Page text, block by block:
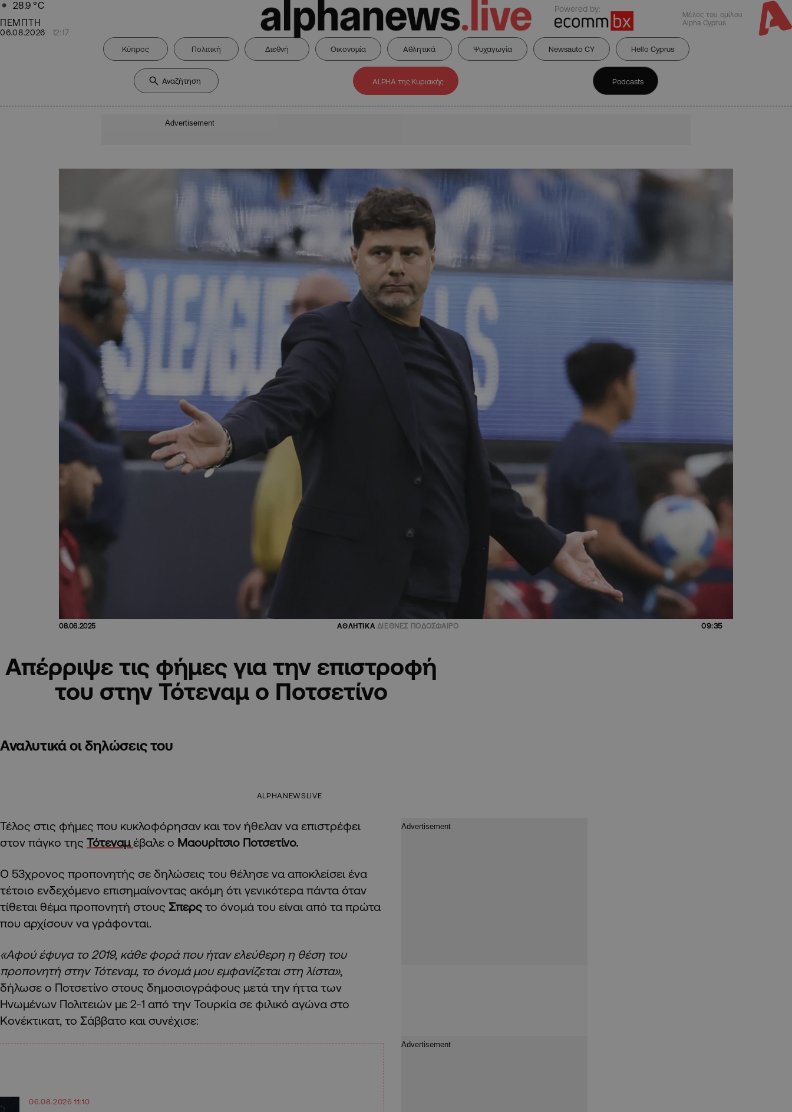
28.9 °C
ΠΕΜΠΤΗ
06.08.2026 12:17
Powered by:
Μέλος του ομίλου
Alpha Cyprus
Κύπρος Πολιτική Διεθνή Οικονομία Αθλητικά Ψυχαγωγία Newsauto CY Hello Cyprus
ALPHA της Κυριακής Podcasts
Advertisement
08.06.2025 ΑΘΛΗΤΙΚΑ ΔΙΕΘΝΕΣ ΠΟΔΟΣΦΑΙΡΟ 09:35
Απέρριψε τις φήμες για την επιστροφή
του στην Τότεναμ ο Ποτσετίνο
Αναλυτικά οι δηλώσεις του
ALPHANEWSLIVE
Τέλος στις φήμες που κυκλοφόρησαν και τον ήθελαν να επιστρέφει
στον πάγκο της Τότεναμ έβαλε ο Μαουρίτσιο Ποτσετίνο.
Ο 53χρονος προπονητής σε δηλώσεις του θέλησε να αποκλείσει ένα
τέτοιο ενδεχόμενο επισημαίνοντας ακόμη ότι γενικότερα πάντα όταν
τίθεται θέμα προπονητή στους Σπερς το όνομά του είναι από τα πρώτα
που αρχίσουν να γράφονται.
«Αφού έφυγα το 2019, κάθε φορά που ήταν ελεύθερη η θέση του
προπονητή στην Τότεναμ, το όνομά μου εμφανίζεται στη λίστα»,
δήλωσε ο Ποτσετίνο στους δημοσιογράφους μετά την ήττα των
Ηνωμένων Πολιτειών με 2-1 από την Τουρκία σε φιλικό αγώνα στο
Κονέκτικατ, το Σάββατο και συνέχισε:
06.08.2026 11:10